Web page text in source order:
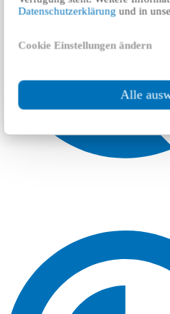
Datenschutzerklärung und in
Cookie Einstellungen ändern
Alle